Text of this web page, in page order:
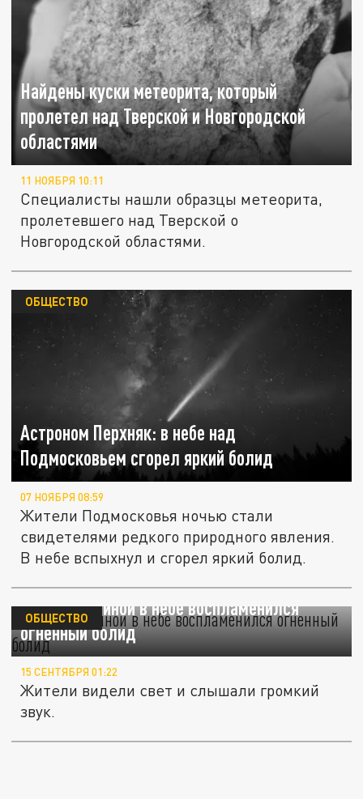
Найдены куски метеорита, который
пролетел над Тверской и Новгородской
областями
11 НОЯБРЯ 10:11
Специалисты нашли образцы метеорита,
пролетевшего над Тверской о
Новгородской областями.
Астроном Перхняк: в небе над
Подмосковьем сгорел яркий болид
ОБЩЕСТВО
07 НОЯБРЯ 08:59
Жители Подмосковья ночью стали
свидетелями редкого природного явления.
В небе вспыхнул и сгорел яркий болид.
Над Аргентиной в небе воспламенился
огненный болид
ОБЩЕСТВО
15 СЕНТЯБРЯ 01:22
Жители видели свет и слышали громкий
звук.